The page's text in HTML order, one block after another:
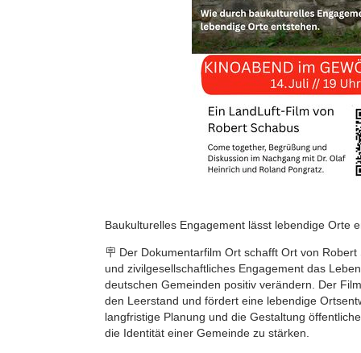
Baukulturelles Engagement lässt lebendige Orte
🪧 Der Dokumentarfilm Ort schafft Ort von
und zivilgesellschaftliches Engagement das
deutschen Gemeinden positiv verändern. Der
den Leerstand und fördert eine lebendige
langfristige Planung und die Gestaltung
die Identität einer Gemeinde zu stärken.